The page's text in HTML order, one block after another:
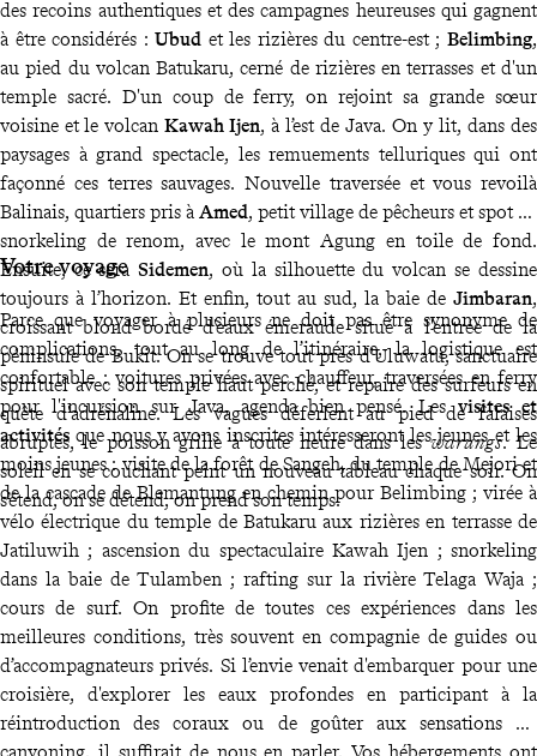
des recoins authentiques et des campagnes heureuses qui gagnent
à être considérés : Ubud et les rizières du centre-est ; Belimbing,
au pied du volcan Batukaru, cerné de rizières en terrasses et d'un
temple sacré. D'un coup de ferry, on rejoint sa grande sœur
voisine et le volcan Kawah Ijen, à l’est de Java. On y lit, dans des
paysages à grand spectacle, les remuements telluriques qui ont
façonné ces terres sauvages. Nouvelle traversée et vous revoilà
Balinais, quartiers pris à Amed, petit village de pêcheurs et spot de
snorkeling de renom, avec le mont Agung en toile de fond.
Ensuite, ce sera Sidemen, où la silhouette du volcan se dessine
toujours à l’horizon. Et enfin, tout au sud, la baie de Jimbaran,
croissant blond bordé d'eaux émeraude situé à l'entrée de la
péninsule de Bukit. On se trouve tout près d'Uluwatu, sanctuaire
spirituel avec son temple haut perché, et repaire des surfeurs en
quête d'adrénaline. Les vagues déferlent au pied de falaises
abruptes, le poisson grille à toute heure dans leswarungs. Le
soleil en se couchant peint un nouveau tableau chaque soir. On
s’étend, on se détend, on prend son temps.
Votre voyage
Parce que voyager à plusieurs ne doit pas être synonyme de
complications, tout au long de l’itinéraire, la logistique est
confortable : voitures privées avec chauffeur, traversées en ferry
pour l'incursion sur Java, agenda bien pensé. Lesvisites et
activités que nous y avons inscrites intéresseront les jeunes et les
moins jeunes : visite de la forêt de Sangeh, du temple de Mejori et
de la cascade de Blemantung en chemin pour Belimbing ; virée à
vélo électrique du temple de Batukaru aux rizières en terrasse de
Jatiluwih ; ascension du spectaculaire Kawah Ijen ; snorkeling
dans la baie de Tulamben ; rafting sur la rivière Telaga Waja ;
cours de surf. On profite de toutes ces expériences dans les
meilleures conditions, très souvent en compagnie de guides ou
d’accompagnateurs privés. Si l’envie venait d'embarquer pour une
croisière, d'explorer les eaux profondes en participant à la
réintroduction des coraux ou de goûter aux sensations du
canyoning, il suffirait de nous en parler. Vos hébergements ont